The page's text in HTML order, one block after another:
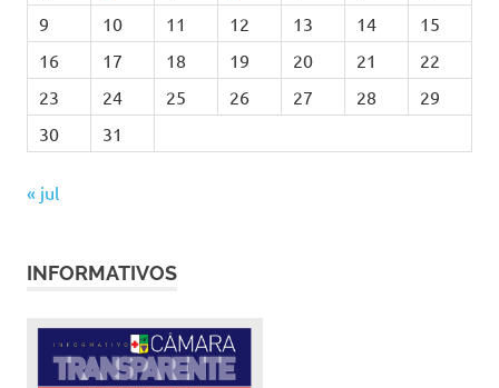
9
10 11 12 13 14
15
16
17 18 19 20 21
22
23
24 25 26 27 28
29
30
31
« jul
INFORMATIVOS